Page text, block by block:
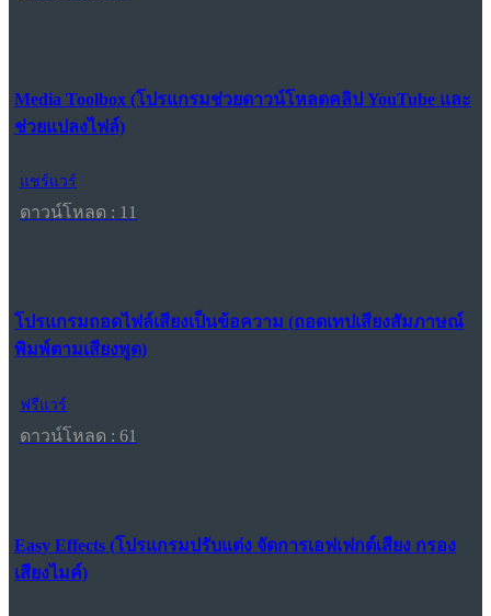
Media Toolbox (โปรแกรมช่วยดาวน์โหลดคลิป YouTube และ
ช่วยแปลงไฟล์)
แชร์แวร์
ดาวน์โหลด : 11
โปรแกรมถอดไฟล์เสียงเป็นข้อความ (ถอดเทปเสียงสัมภาษณ์
พิมพ์ตามเสียงพูด)
ฟรีแวร์
ดาวน์โหลด : 61
Easy Effects (โปรแกรมปรับแต่ง จัดการเอฟเฟกต์เสียง กรอง
เสียงไมค์)